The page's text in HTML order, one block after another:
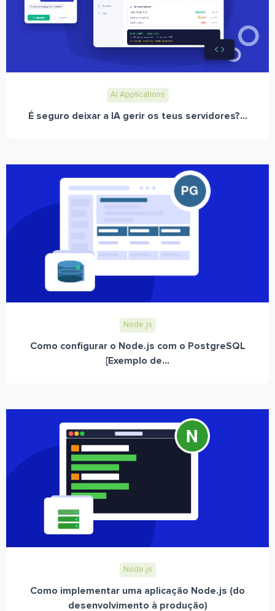
AI Applications
É seguro deixar a IA gerir os teus servidores?...
Node.js
Como configurar o Node.js com o PostgreSQL
[Exemplo de...
Node.js
Como implementar uma aplicação Node.js (do
desenvolvimento à produção)